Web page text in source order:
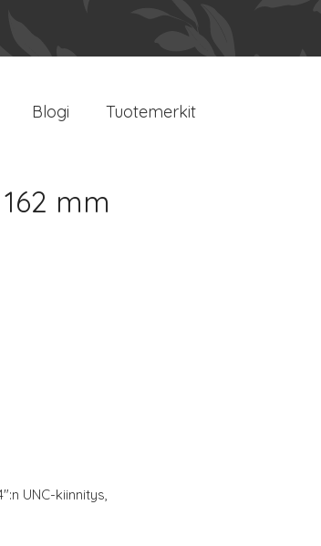
Blogi Tuotemerkit
mm
UNC-kiinnitys,